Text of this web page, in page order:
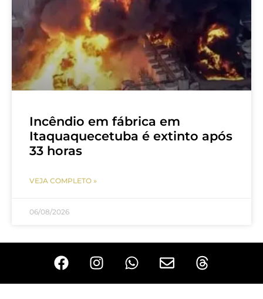
Incêndio em fábrica em
Itaquaquecetuba é extinto após
33 horas
VEJA COMPLETO »
06/08/2026